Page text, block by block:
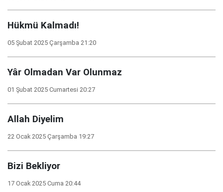
Hükmü Kalmadı!
05 Şubat 2025 Çarşamba 21:20
Yâr Olmadan Var Olunmaz
01 Şubat 2025 Cumartesi 20:27
Allah Diyelim
22 Ocak 2025 Çarşamba 19:27
Bizi Bekliyor
17 Ocak 2025 Cuma 20:44